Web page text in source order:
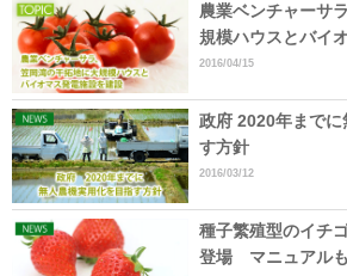
農業ベンチャーサ
規模ハウスとバイ
2016/04/15
政府 2020年まで
す方針
2016/03/12
種子繁殖型のイチ
登場 マニュアル